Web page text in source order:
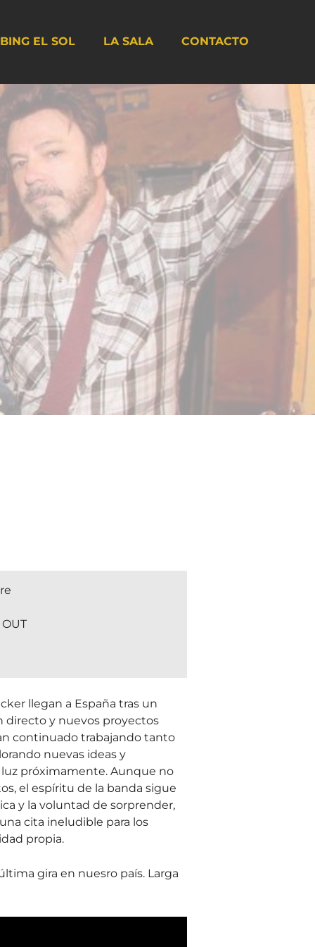
EL SOL LA SALA CONTACTO
llegan a España tras un
directo y nuevos proyectos
continuado trabajando tanto
nuevas ideas y
próximamente. Aunque no
el espíritu de la banda sigue
y la voluntad de sorprender,
cita ineludible para los
propia.
gira en nuesro país. Larga